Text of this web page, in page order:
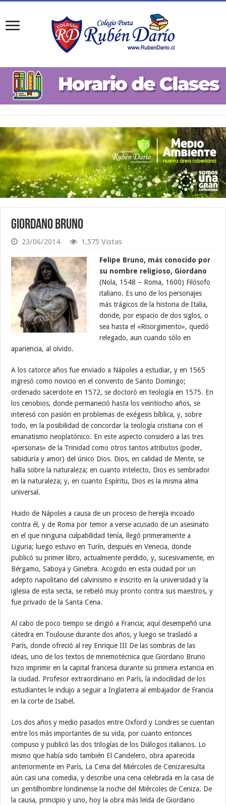
Giordano Bruno
23/06/2014 1,575 Vistas
Felipe Bruno, más conocido por
su nombre religioso, Giordano
(Nola, 1548 – Roma, 1600) Filósofo
italiano. Es uno de los personajes
más trágicos de la historia de Italia,
donde, por espacio de dos siglos, o
sea hasta el «Risorgimento», quedó
relegado, aun cuando sólo en
apariencia, al olvido.
A los catorce años fue enviado a Nápoles a estudiar, y en 1565
ingresó como novicio en el convento de Santo Domingo;
ordenado sacerdote en 1572, se doctoró en teología en 1575. En
los cenobios, donde permaneció hasta los veintiocho años, se
interesó con pasión en problemas de exégesis bíblica, y, sobre
todo, en la posibilidad de concordar la teología cristiana con el
emanatismo neoplatónico. En este aspecto consideró a las tres
«personas» de la Trinidad como otros tantos atributos (poder,
sabiduría y amor) del único Dios. Dios, en calidad de Mente, se
halla sobre la naturaleza; en cuanto intelecto, Dios es sembrador
en la naturaleza; y, en cuanto Espíritu, Dios es la misma alma
universal.
Huido de Nápoles a causa de un proceso de herejía incoado
contra él, y de Roma por temor a verse acusado de un asesinato
en el que ninguna culpabilidad tenía, llegó primeramente a
Liguria; luego estuvo en Turín, después en Venecia, donde
publicó su primer libro, actualmente perdido, y, sucesivamente, en
Bérgamo, Saboya y Ginebra. Acogido en esta ciudad por un
adepto napolitano del calvinismo e inscrito en la universidad y la
iglesia de esta secta, se rebeló muy pronto contra sus maestros, y
fue privado de la Santa Cena.
Al cabo de poco tiempo se dirigió a Francia; aquí desempeñó una
cátedra en Toulouse durante dos años, y luego se trasladó a
París, donde ofreció al rey Enrique III De las sombras de las
ideas, uno de los textos de mnemotécnica que Giordano Bruno
hizo imprimir en la capital francesa durante su primera estancia en
la ciudad. Profesor extraordinario en París, la indocilidad de los
estudiantes le indujo a seguir a Inglaterra al embajador de Francia
en la corte de Isabel.
Los dos años y medio pasados entre Oxford y Londres se cuentan
entre los más importantes de su vida, por cuanto entonces
compuso y publicó las dos trilogías de los Diálogos italianos. Lo
mismo que había sido también El Candelero, obra aparecida
anteriormente en París, La Cena del Miércoles de Cenizaresulta
aún casi una comedia, y describe una cena celebrada en la casa de
un gentilhombre londinense la noche del Miércoles de Ceniza. De
la causa, principio y uno, hoy la obra más leída de Giordano